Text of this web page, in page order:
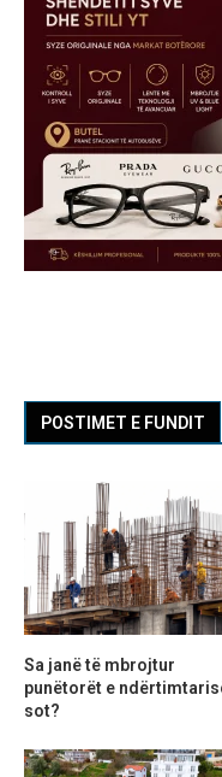
POSTIMET E FUNDIT
Sa janë të mbrojtur
punëtorët e
sot?